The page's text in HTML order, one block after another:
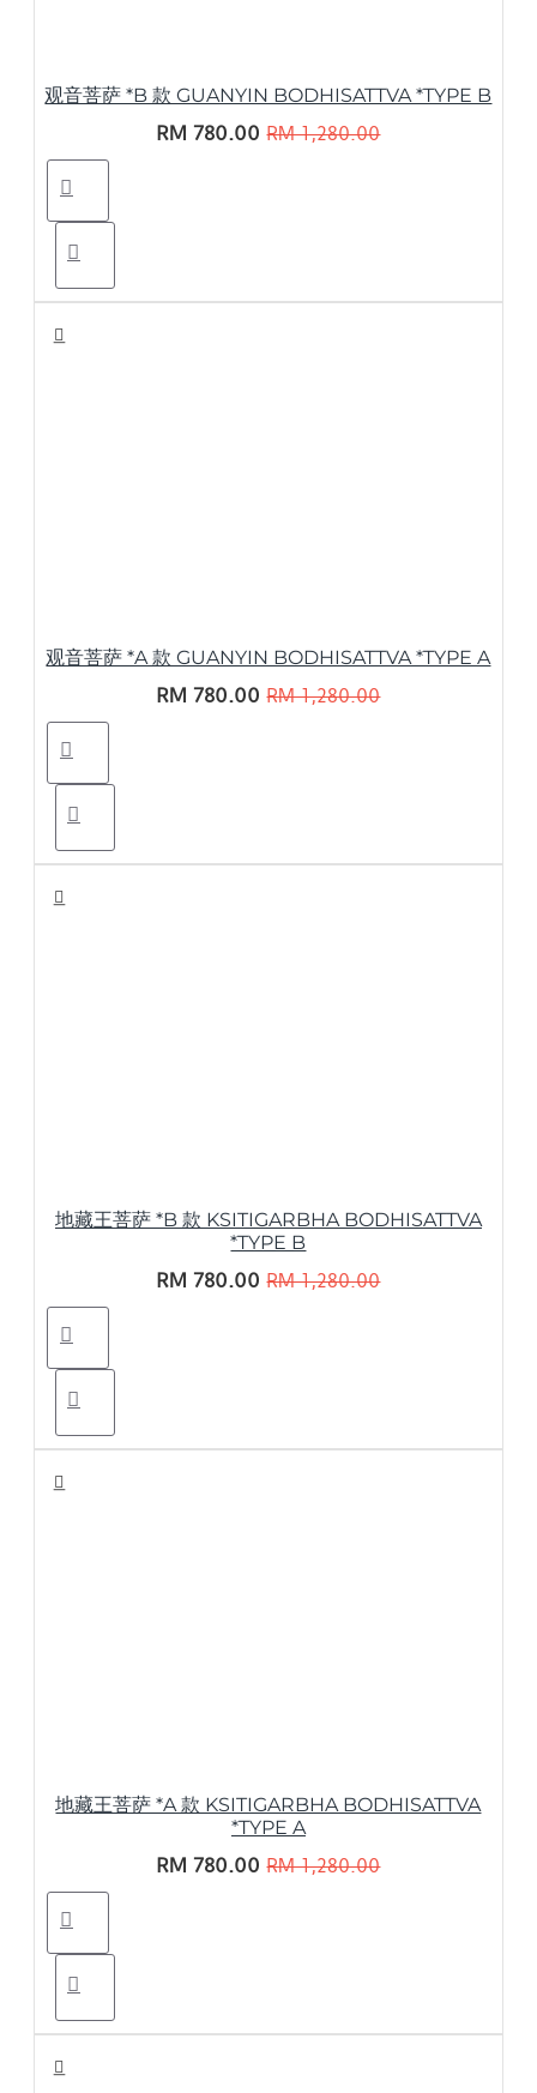
观音菩萨 *B 款 GUANYIN BODHISATTVA *TYPE B
RM 780.00 RM 1,280.00
观音菩萨 *A 款 GUANYIN BODHISATTVA *TYPE A
RM 780.00 RM 1,280.00
地藏王菩萨 *B 款 KSITIGARBHA BODHISATTVA
*TYPE B
RM 780.00 RM 1,280.00
地藏王菩萨 *A 款 KSITIGARBHA BODHISATTVA
*TYPE A
RM 780.00 RM 1,280.00